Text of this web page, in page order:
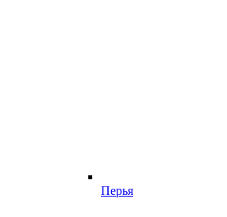
Перья